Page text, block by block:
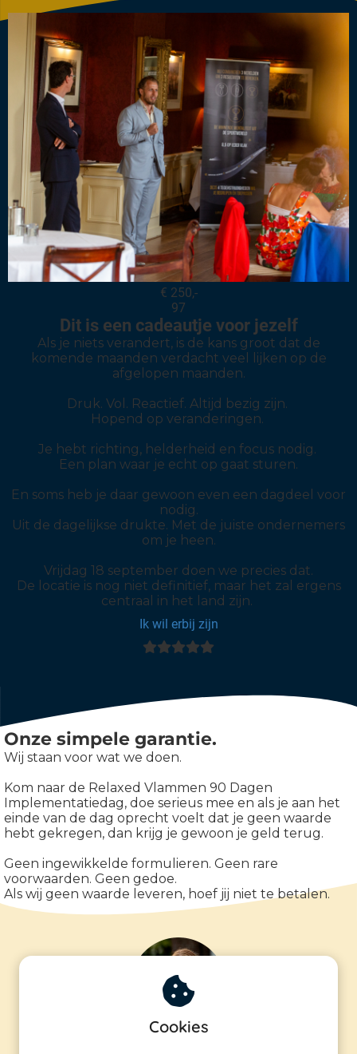
€ 250,-
97
Dit is een cadeautje voor jezelf
Als je niets verandert, is de kans groot dat de
komende maanden verdacht veel lijken op de
afgelopen maanden.
Druk. Vol. Reactief. Altijd bezig zijn.
Hopend op veranderingen.
Je hebt richting, helderheid en focus nodig.
Een plan waar je echt op gaat sturen.
En soms heb je daar gewoon even een dagdeel voor
nodig.
Uit de dagelijkse drukte. Met de juiste ondernemers
om je heen.
Vrijdag 18 september doen we precies dat.
De locatie is nog niet definitief, maar het zal ergens
centraal in het land zijn.
Ik wil erbij zijn
Onze simpele garantie.
Wij staan voor wat we doen.
Kom naar de Relaxed Vlammen 90 Dagen
Implementatiedag, doe serieus mee en als je aan het
einde van de dag oprecht voelt dat je geen waarde
hebt gekregen, dan krijg je gewoon je geld terug.
Geen ingewikkelde formulieren. Geen rare
voorwaarden. Geen gedoe.
Als wij geen waarde leveren, hoef jij niet te betalen.
Cookies